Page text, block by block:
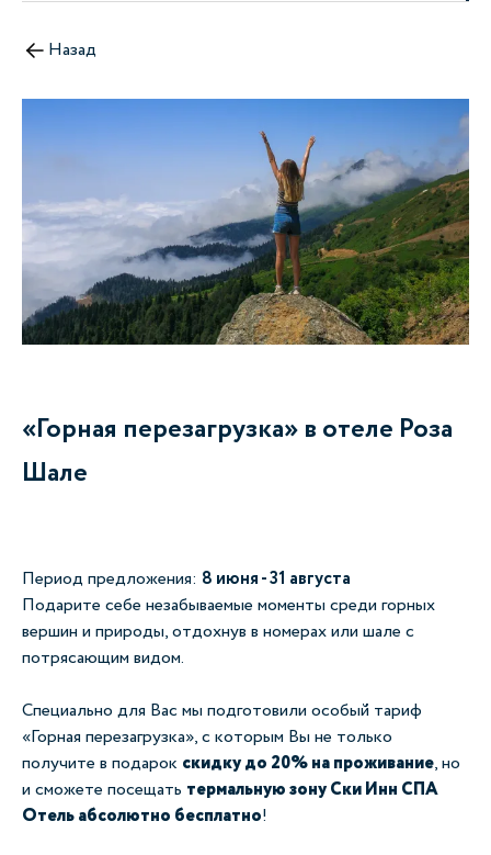
Назад
«Горная перезагрузка» в отеле Роза
Шале
Период предложения: 8 июня - 31 августа
Подарите себе незабываемые моменты среди горных
вершин и природы, отдохнув в номерах или шале с
потрясающим видом.
Специально для Вас мы подготовили особый тариф
«Горная перезагрузка», с которым Вы не только
получите в подарок скидку до 20% на проживание, но
и сможете посещать термальную зону Ски Инн СПА
Отель абсолютно бесплатно!